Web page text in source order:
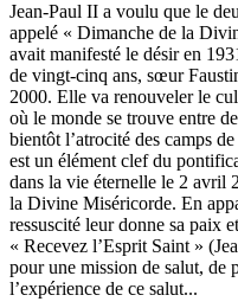
Jean-Paul II a voulu que le
appelé « Dimanche de la
avait manifesté le désir en
de vingt-cinq ans, sœur
2000. Elle va renouveler le
où le monde se trouve entre
bientôt l’atrocité des camps
est un élément clef du
dans la vie éternelle le 2 avril
la Divine Miséricorde. En
ressuscité leur donne sa paix
« Recevez l’Esprit Saint »
pour une mission de salut,
l’expérience de ce salut...